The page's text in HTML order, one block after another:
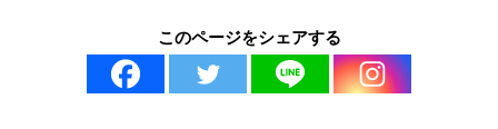
このページをシェアする